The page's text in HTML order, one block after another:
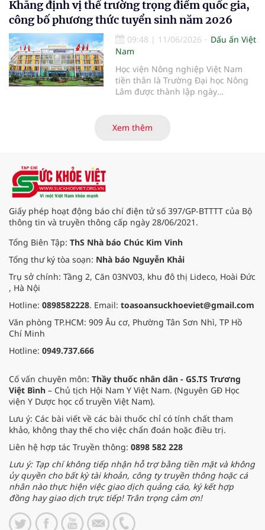
xin trân trọng giới thiệu toàn văn
bài viết của Tiến sĩ, Nhà báo Chúc
Kim Vinh- Tổng Biên tập Tạp chí
Sức Khỏe Việt.
Khẳng định vị thế trường trọng điểm quốc gia,
công bố phương thức tuyển sinh năm 2026
09:48 | 11/06/2026
Dấu ấn Việt
Nam
Học viện Nông nghiệp Việt Nam
tiền thân là Trường Đại học Nông
Lâm được thành lập ngày
tục khẳng định vị thế của một cơ
vững của đất nước.
Xem thêm
Giấy phép hoạt động báo chí điện tử số 397/GP-BTTTT của Bộ
thông tin và truyền thông cấp ngày 28/06/2021.
Tổng Biên Tập: ThS Nhà báo Chúc Kim Vinh
Tổng thư ký tòa soạn: Nhà báo Nguyễn Khải
Trụ sở chính: Tầng 2, Căn 03NV03, khu đô thị Lideco, Hoài Đức
, Hà Nội
Hotline: 0898582228. Email: toasoansuckhoeviet@gmail.com
Văn phòng TP.HCM: 909 Âu cơ, Phường Tân Sơn Nhì, TP Hồ
Chí Minh
Hotline: 0949.737.666
Cố vấn chuyên môn: Thầy thuốc nhân dân - GS.TS Trương
Việt Bình – Chủ tịch Hội Nam Y Việt Nam. (Nguyên GĐ Học
viện Y Dược học cổ truyền Việt Nam).
Lưu ý: Các bài viết về các bài thuốc chỉ có tính chất tham
khảo, không thay thế cho việc chẩn đoán hoặc điều trị.
Liên hệ hợp tác Truyền thông: 0898 582 228
Lưu ý: Tạp chí không tiếp nhận hỗ trợ bằng tiền mặt và không
ủy quyền cho bất kỳ tài khoản, công ty truyền thông hoặc cá
nhân nào thực hiện việc giao dịch quảng cáo, ký kết hợp
đồng hay giao dịch trực tiếp! Trân trọng cảm ơn!